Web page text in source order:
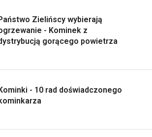
Zielińscy wybierają
- Kominek z
gorącego powietrza
- 10 rad doświadczonego